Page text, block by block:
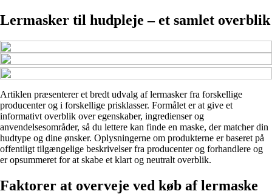
Lermasker til hudpleje – et samlet overblik
Artiklen præsenterer et bredt udvalg af lermasker fra forskellige
producenter og i forskellige prisklasser. Formålet er at give et
informativt overblik over egenskaber, ingredienser og
anvendelsesområder, så du lettere kan finde en maske, der matcher din
hudtype og dine ønsker. Oplysningerne om produkterne er baseret på
offentligt tilgængelige beskrivelser fra producenter og forhandlere og
er opsummeret for at skabe et klart og neutralt overblik.
Faktorer at overveje ved køb af lermaske